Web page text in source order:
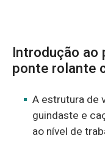
Introdução ao
ponte rolante
A estrutura de
guindaste e
ao nível de